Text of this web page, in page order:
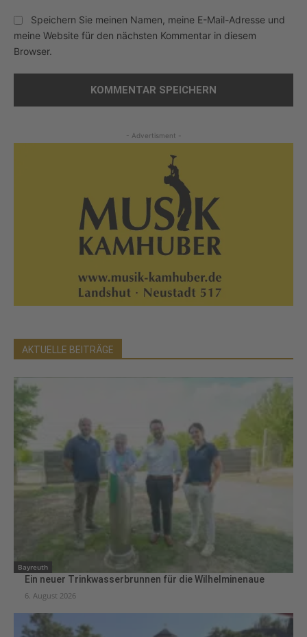
Speichern Sie meinen Namen, meine E-Mail-Adresse und
meine Website für den nächsten Kommentar in diesem
Browser.
- Advertisment -
AKTUELLE BEITRÄGE
Bayreuth
Ein neuer Trinkwasserbrunnen für die Wilhelminenaue
6. August 2026